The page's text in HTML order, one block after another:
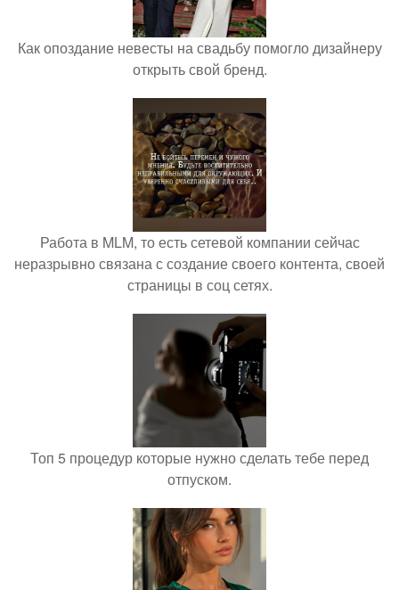
Как опоздание невесты на свадьбу помогло дизайнеру
открыть свой бренд.
Работа в MLM, то есть сетевой компании сейчас
неразрывно связана с создание своего контента, своей
страницы в соц сетях.
Топ 5 процедур которые нужно сделать тебе перед
отпуском.